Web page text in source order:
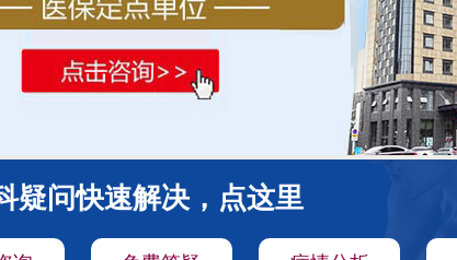
疑问快速解决，点这里